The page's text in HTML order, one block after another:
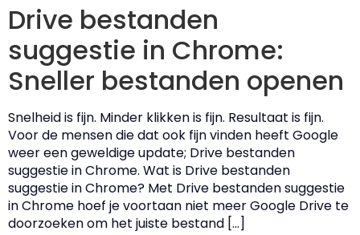
Drive bestanden
suggestie in Chrome:
Sneller bestanden openen
Snelheid is fijn. Minder klikken is fijn. Resultaat is fijn.
Voor de mensen die dat ook fijn vinden heeft Google
weer een geweldige update; Drive bestanden
suggestie in Chrome. Wat is Drive bestanden
suggestie in Chrome? Met Drive bestanden suggestie
in Chrome hoef je voortaan niet meer Google Drive te
doorzoeken om het juiste bestand […]